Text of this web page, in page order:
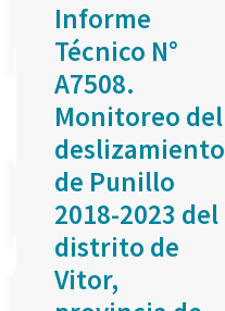
Informe
Técnico N°
A7508.
Monitoreo del
deslizamiento
de Punillo
2018-2023 del
distrito de
Vitor,